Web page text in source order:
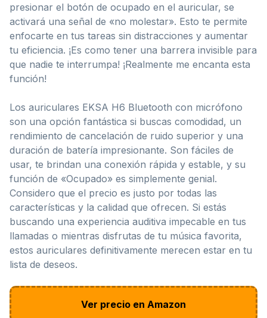
presionar el botón de ocupado en el auricular, se
activará una señal de «no molestar». Esto te permite
enfocarte en tus tareas sin distracciones y aumentar
tu eficiencia. ¡Es como tener una barrera invisible para
que nadie te interrumpa! ¡Realmente me encanta esta
función!
Los auriculares EKSA H6 Bluetooth con micrófono
son una opción fantástica si buscas comodidad, un
rendimiento de cancelación de ruido superior y una
duración de batería impresionante. Son fáciles de
usar, te brindan una conexión rápida y estable, y su
función de «Ocupado» es simplemente genial.
Considero que el precio es justo por todas las
características y la calidad que ofrecen. Si estás
buscando una experiencia auditiva impecable en tus
llamadas o mientras disfrutas de tu música favorita,
estos auriculares definitivamente merecen estar en tu
lista de deseos.
Ver precio en Amazon